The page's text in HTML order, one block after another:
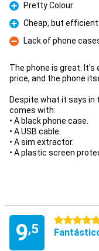
Prós
Pretty Colour
Prós
Cheap, but efficient
Contras
Lack of phone
The phone is great.
price, and the phone
Despite what it says in
comes with:
• A black phone case.
• A USB cable.
• A sim extractor.
• A plastic screen
9,5
5 estrelas